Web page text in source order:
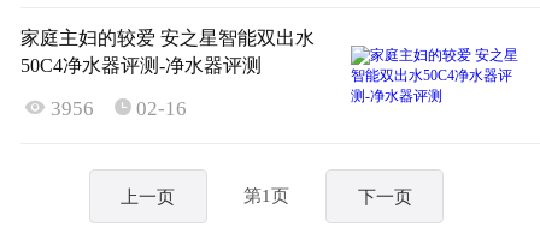
家庭主妇的较爱 安之星智能双出水
50C4净水器评测-净水器评测
 3956  02-16
上一页 第1页 下一页